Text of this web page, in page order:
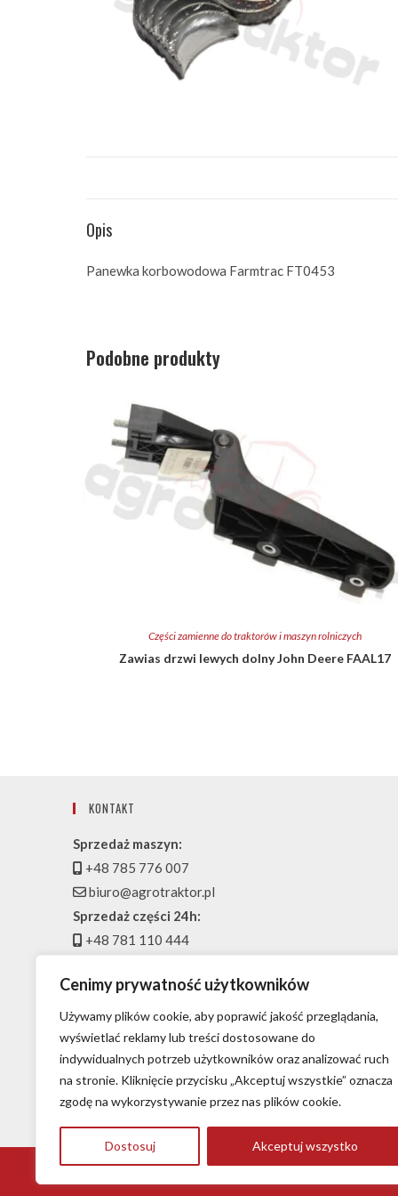
Cenimy prywatność użytkowników
Używamy plików cookie, aby poprawić jakość przeglądania,
wyświetlać reklamy lub treści dostosowane do
indywidualnych potrzeb użytkowników oraz analizować ruch
na stronie. Kliknięcie przycisku „Akceptuj wszystkie” oznacza
zgodę na wykorzystywanie przez nas plików cookie.
Dostosuj Akceptuj wszystko
Opis
Panewka korbowodowa Farmtrac FT0453
Podobne produkty
Części zamienne do traktorów i maszyn rolniczych
Zawias drzwi lewych dolny John Deere FAAL17
KONTAKT
Sprzedaż maszyn:
+48 785 776 007
biuro@agrotraktor.pl
Sprzedaż części 24h:
+48 781 110 444
Serwis:
+48 697 916 007
serwis@agrotraktor.pl
Przedstawiciel handlowy w regionie:
+48 722 226 777
handel@agrotraktor.pl